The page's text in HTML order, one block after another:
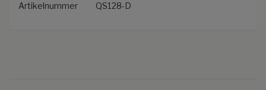
Artikelnummer QS128-D